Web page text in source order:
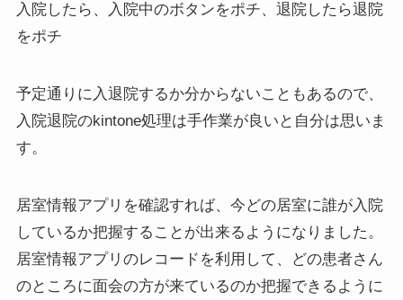
入院したら、入院中のボタンをポチ、退院したら退院
をポチ
予定通りに入退院するか分からないこともあるので、
入院退院のkintone処理は手作業が良いと自分は思いま
す。
居室情報アプリを確認すれば、今どの居室に誰が入院
しているか把握することが出来るようになりました。
居室情報アプリのレコードを利用して、どの患者さん
のところに面会の方が来ているのか把握できるように